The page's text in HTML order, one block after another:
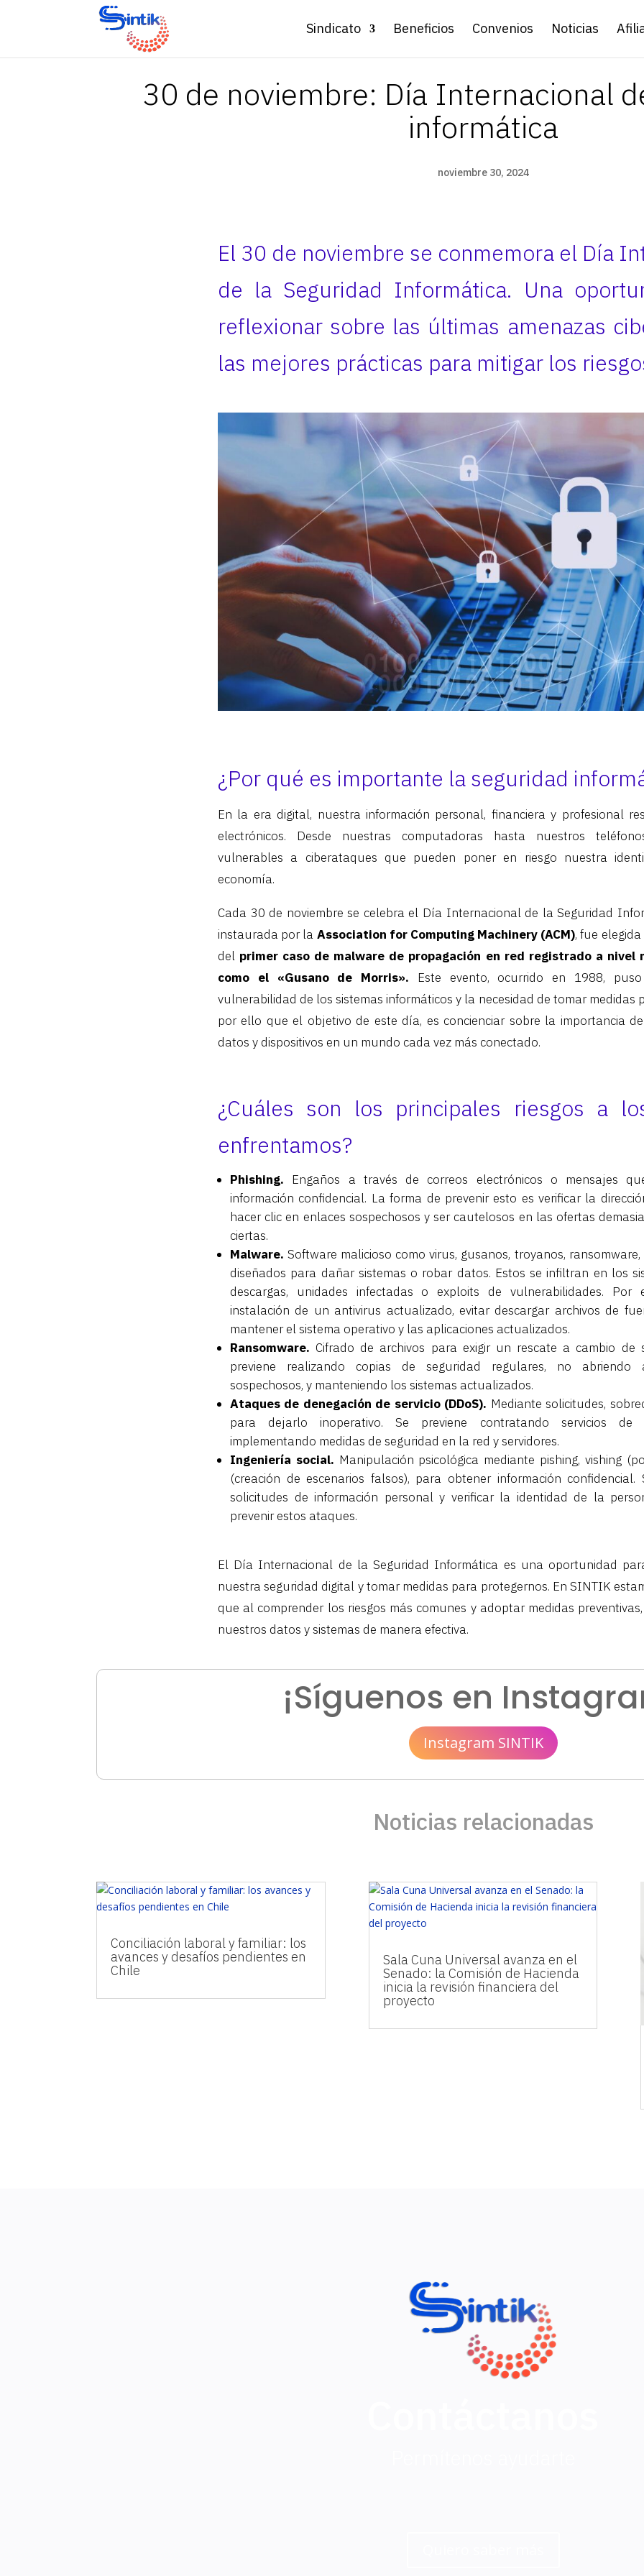
Sindicato Beneficios Convenios Noticias
30 de noviembre: Día Internacional
informática
noviembre 30, 2024
El 30 de noviembre se conmemora el Día
de la Seguridad Informática. Una
reflexionar sobre las últimas amenazas
las mejores prácticas para mitigar los
¿Por qué es importante la seguridad
En la era digital, nuestra información personal, financiera y profesional
electrónicos. Desde nuestras computadoras hasta nuestros
vulnerables a ciberataques que pueden poner en riesgo nuestra
economía.
Cada 30 de noviembre se celebra el Día Internacional de la Seguridad
instaurada por la Association for Computing Machinery (ACM), fue
del primer caso de malware de propagación en red registrado a nivel
como el «Gusano de Morris». Este evento, ocurrido en 1988,
vulnerabilidad de los sistemas informáticos y la necesidad de tomar medidas
por ello que el objetivo de este día, es concienciar sobre la importancia
datos y dispositivos en un mundo cada vez más conectado.
¿Cuáles son los principales riesgos a
enfrentamos?
Phishing. Engaños a través de correos electrónicos o mensajes
información confidencial. La forma de prevenir esto es verificar la
hacer clic en enlaces sospechosos y ser cautelosos en las ofertas
ciertas.
Malware. Software malicioso como virus, gusanos, troyanos,
diseñados para dañar sistemas o robar datos. Estos se infiltran en los
descargas, unidades infectadas o exploits de vulnerabilidades.
instalación de un antivirus actualizado, evitar descargar archivos de
mantener el sistema operativo y las aplicaciones actualizados.
Ransomware. Cifrado de archivos para exigir un rescate a cambio de
previene realizando copias de seguridad regulares, no abriendo
sospechosos, y manteniendo los sistemas actualizados.
Ataques de denegación de servicio (DDoS). Mediante solicitudes,
para dejarlo inoperativo. Se previene contratando servicios de
implementando medidas de seguridad en la red y servidores.
Ingeniería social. Manipulación psicológica mediante pishing, vishing
(creación de escenarios falsos), para obtener información confidencial.
solicitudes de información personal y verificar la identidad de la
prevenir estos ataques.
El Día Internacional de la Seguridad Informática es una oportunidad
nuestra seguridad digital y tomar medidas para protegernos. En SINTIK
que al comprender los riesgos más comunes y adoptar medidas
nuestros datos y sistemas de manera efectiva.
¡Síguenos en
Instagram SINTIK
Noticias relacionadas
Conciliación laboral y familiar: los
avances y desafíos pendientes en
Chile
Sala Cuna Universal avanza en el
Senado: la Comisión de Hacienda
inicia la revisión financiera del
proyecto